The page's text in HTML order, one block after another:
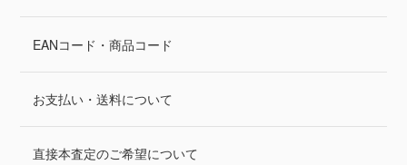
EANコード・商品コード
お支払い・送料について
直接本査定のご希望について